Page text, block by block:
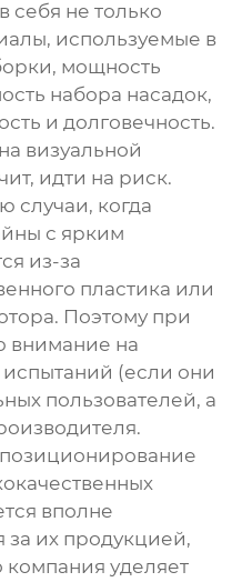
себя не только
используемые в
мощность
набора насадок,
и долговечность.
визуальной
идти на риск.
случаи, когда
с ярким
из-за
пластика или
Поэтому при
внимание на
испытаний (если они
пользователей, а
позиционирование
вполне
их продукцией,
компания уделяет